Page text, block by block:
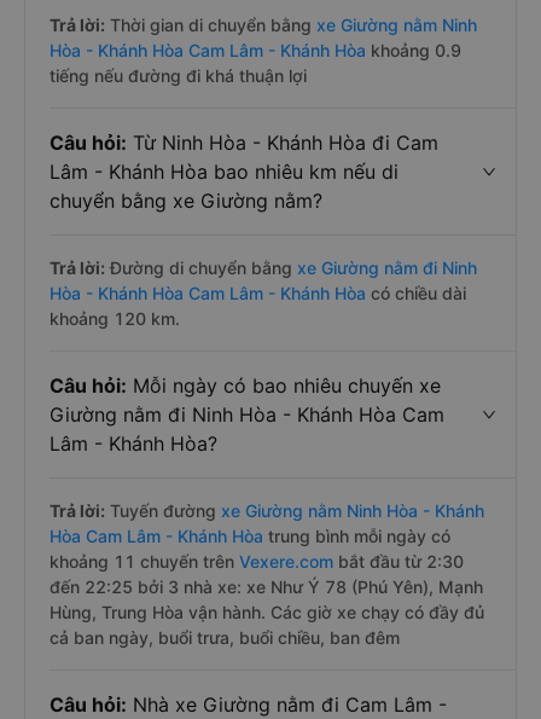
Trả lời: Thời gian di chuyển bằng xe Giường nằm Ninh
Hòa - Khánh Hòa Cam Lâm - Khánh Hòa khoảng 0.9
tiếng nếu đường đi khá thuận lợi
Câu hỏi: Từ Ninh Hòa - Khánh Hòa đi Cam
Lâm - Khánh Hòa bao nhiêu km nếu di
chuyển bằng xe Giường nằm?
Trả lời: Đường di chuyển bằng xe Giường nằm đi Ninh
Hòa - Khánh Hòa Cam Lâm - Khánh Hòa có chiều dài
khoảng 120 km.
Câu hỏi: Mỗi ngày có bao nhiêu chuyến xe
Giường nằm đi Ninh Hòa - Khánh Hòa Cam
Lâm - Khánh Hòa?
Trả lời: Tuyến đường xe Giường nằm Ninh Hòa - Khánh
Hòa Cam Lâm - Khánh Hòa trung bình mỗi ngày có
khoảng 11 chuyến trên Vexere.com bắt đầu từ 2:30
đến 22:25 bởi 3 nhà xe: xe Như Ý 78 (Phú Yên), Mạnh
Hùng, Trung Hòa vận hành. Các giờ xe chạy có đầy đủ
cả ban ngày, buổi trưa, buổi chiều, ban đêm
Câu hỏi: Nhà xe Giường nằm đi Cam Lâm -